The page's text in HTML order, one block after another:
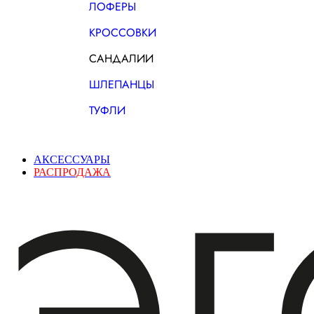
ЛОФЕРЫ
КРОССОВКИ
САНДАЛИИ
ШЛЕПАНЦЫ
ТУФЛИ
АКСЕССУАРЫ
РАСПРОДАЖА